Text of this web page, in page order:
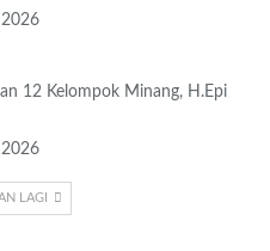
2026
12 Kelompok Minang, H.Epi
2026
LAGI